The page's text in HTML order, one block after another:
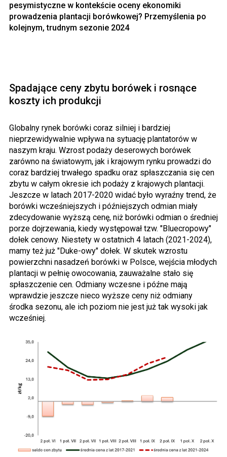
pesymistyczne w kontekście oceny ekonomiki
prowadzenia plantacji borówkowej? Przemyślenia po
kolejnym, trudnym sezonie 2024
Spadające ceny zbytu borówek i rosnące
koszty ich produkcji
Globalny rynek borówki coraz silniej i bardziej
nieprzewidywalnie wpływa na sytuację plantatorów w
naszym kraju. Wzrost podaży deserowych borówek
zarówno na światowym, jak i krajowym rynku prowadzi do
coraz bardziej trwałego spadku oraz spłaszczania się cen
zbytu w całym okresie ich podaży z krajowych plantacji.
Jeszcze w latach 2017-2020 widać było wyraźny trend, że
borówki wcześniejszych i późniejszych odmian miały
zdecydowanie wyższą cenę, niż borówki odmian o średniej
porze dojrzewania, kiedy występował tzw. "Bluecropowy"
dołek cenowy. Niestety w ostatnich 4 latach (2021-2024),
mamy też już "Duke-owy" dołek. W skutek wzrostu
powierzchni nasadzeń borówki w Polsce, wejścia młodych
plantacji w pełnię owocowania, zauważalne stało się
spłaszczenie cen. Odmiany wczesne i późne mają
wprawdzie jeszcze nieco wyższe ceny niż odmiany
środka sezonu, ale ich poziom nie jest już tak wysoki jak
wcześniej.